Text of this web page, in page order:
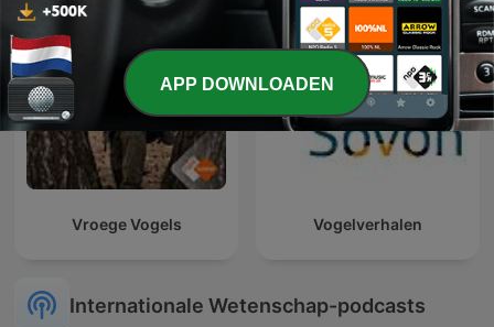
Vroege Vogels Vogelverhalen
Internationale Wetenschap-podcasts
APP DOWNLOADEN